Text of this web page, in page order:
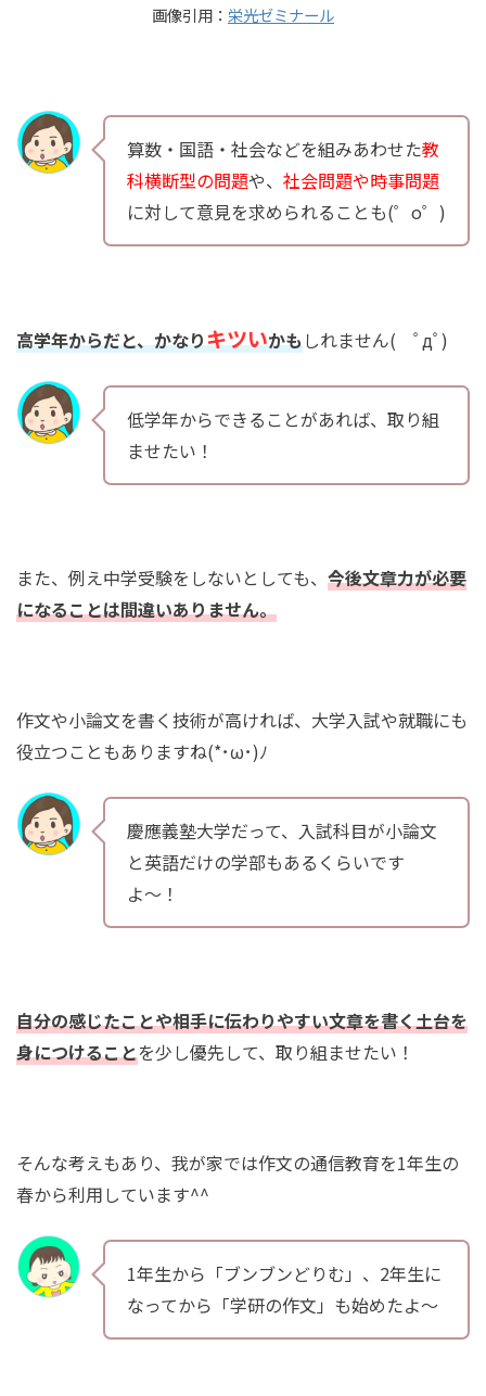
画像引用： 栄光ゼミナール
算数・国語・社会などを組みあわせた教
科横断型の問題や、 社会問題や時事問題
に対して意見を求められることも(゜o゜)
高学年からだと、かなりキツいかもしれません( ﾟдﾟ)
低学年からできることがあれば、取り組
ませたい！
また、例え中学受験をしないとしても、 今後文章力が必要
になることは間違いありません。
作文や小論文を書く技術が高ければ、大学入試や就職にも
役立つこともありますね(*･ω･)ﾉ
慶應義塾大学だって、入試科目が小論文
と英語だけの学部もあるくらいです
よ〜！
自分の感じたことや相手に伝わりやすい文章を書く土台を
身につけることを少し優先して、取り組ませたい！
そんな考えもあり、我が家では作文の通信教育を1年生の
春から利用しています^^
1年生から「ブンブンどりむ」、2年生に
なってから「学研の作文」も始めたよ〜